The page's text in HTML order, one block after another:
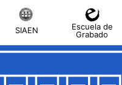
SIAEN
Escuela de
Grabado